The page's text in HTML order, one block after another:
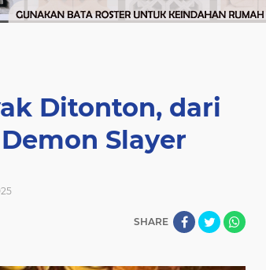
Ditonton, dari
Slayer
SHARE